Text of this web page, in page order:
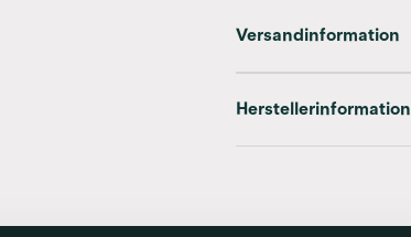
Versandinformation
Herstellerinformation